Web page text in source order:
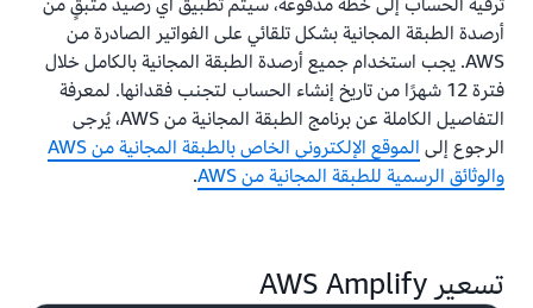
أرصدة الطبقة المجانية بشكل تلقائي على الفواتير الصادرة من
AWS. يجب استخدام جميع أرصدة الطبقة المجانية بالكامل خلال
فترة 12 شهرًا من تاريخ إنشاء الحساب لتجنب فقدانها. لمعرفة
التفاصيل الكاملة عن برنامج الطبقة المجانية من AWS، يُرجى
الرجوع إلى الموقع الإلكتروني الخاص بالطبقة المجانية من AWS
والوثائق الرسمية للطبقة المجانية من AWS
.
تسعير AWS Amplify